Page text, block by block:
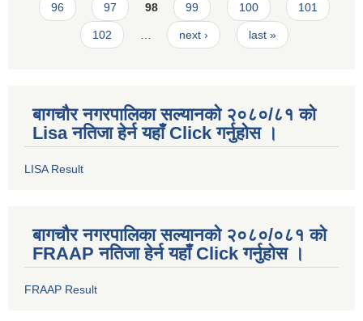
96 97 98 99 100 101
102 … next › last »
बागचौर नगरपालिका सल्यानको २०८०/८१ को
Lisa नतिजा हेर्न यहाँ Click गर्नुहोस ।
LISA Result
बागचौर नगरपालिका सल्यानको २०८०/०८१ को
FRAAP नतिजा हेर्न यहाँ Click गर्नुहोस ।
FRAAP Result